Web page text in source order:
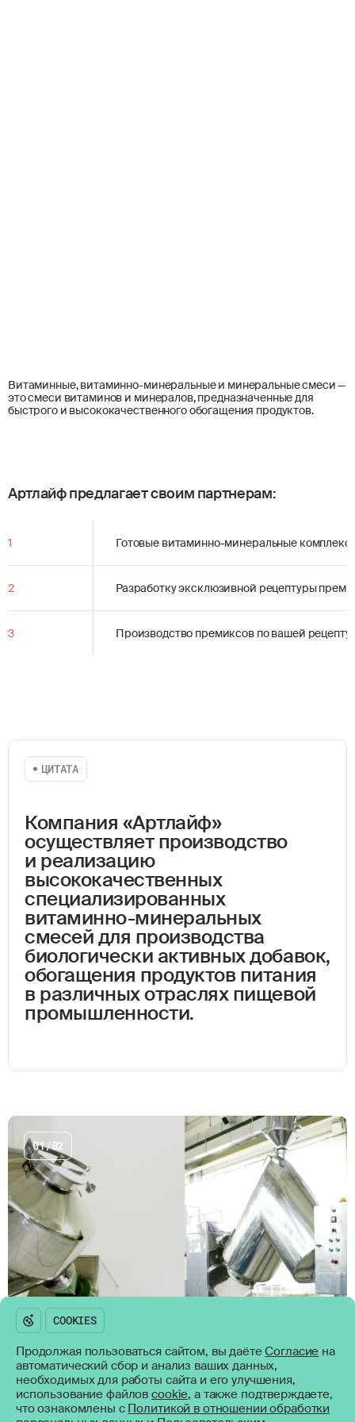
ВИТАМИННО-
МИНЕРАЛЬНЫЕ
СМЕСИ
Витаминные, витаминно-минеральные и минеральные смеси —
это смеси витаминов и минералов, предназначенные для
быстрого и высококачественного обогащения продуктов.
Артлайф предлагает своим партнерам:
1 Готовые витаминно-минеральные
2 Разработку эксклюзивной рецептуры
3 Производство премиксов по вашей
ЦИТАТА
Компания «Артлайф»
осуществляет производство
и реализацию
высококачественных
специализированных
витаминно-минеральных
смесей для производства
биологически активных добавок,
обогащения продуктов питания
в различных отраслях пищевой
промышленности.
01/02
Возникли вопросы?
Оставьте свои контакты и
мы свяжемся с вами
СВЯЗАТЬСЯ
Политика обработки персональных данных
Согласие на обработку персональных данных
Пользовательское соглашение
634034,РОССИЯ, Г. ТОМСК, УЛ. НАХИМОВА, 8/2
+7(3822) 55-60-92
Продолжая пользоваться сайтом, вы даётеСогласие на
автоматический сбор и анализ ваших данных,
необходимых для работы сайта и его улучшения,
использование файловcookie, а также подтверждаете,
что ознакомлены с Политикой в отношении обработки